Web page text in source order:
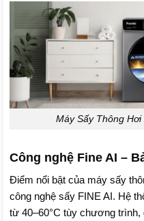
Máy Sấy Thông
Công nghệ Fine AI –
Điểm nổi bật của máy sấy
công nghệ sấy FINE AI. Hệ
từ 40–60°C tùy chương trình,